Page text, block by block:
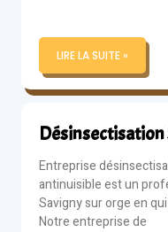
LIRE LA SUITE »
Entreprise
antinuisible est un
Savigny sur orge en
Notre entreprise de